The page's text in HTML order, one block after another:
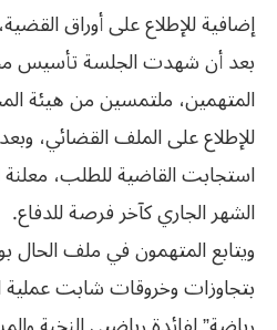
إضافية للإطلاع على أوراق
بعد أن شهدت الجلسة تأسيس
المتهمين، ملتمسين من هيئة
للإطلاع على الملف القضائي،
استجابت القاضية للطلب،
الشهر الجاري كآخر فرصة للدفاع.
ويتابع المتهمون في ملف الحال
بتجاوزات وخروقات شابت عملية